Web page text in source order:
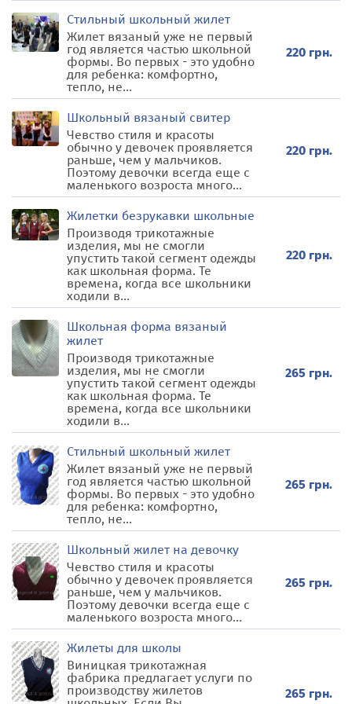
Стильный школьный жилет
Жилет вязаный уже не первый
год является частью школьной
формы. Во первых - это удобно
для ребенка: комфортно,
тепло, не...
220 грн.
Школьный вязаный свитер
Чевство стиля и красоты
обычно у девочек проявляется
раньше, чем у мальчиков.
Поэтому девочки всегда еще с
маленького возроста много...
220 грн.
Жилетки безрукавки школьные
Производя трикотажные
изделия, мы не смогли
упустить такой сегмент одежды
как школьная форма. Те
времена, когда все школьники
ходили в...
220 грн.
Школьная форма вязаный
жилет
Производя трикотажные
изделия, мы не смогли
упустить такой сегмент одежды
как школьная форма. Те
времена, когда все школьники
ходили в...
265 грн.
Стильный школьный жилет
Жилет вязаный уже не первый
год является частью школьной
формы. Во первых - это удобно
для ребенка: комфортно,
тепло, не...
265 грн.
Школьный жилет на девочку
Чевство стиля и красоты
обычно у девочек проявляется
раньше, чем у мальчиков.
Поэтому девочки всегда еще с
маленького возроста много...
265 грн.
Жилеты для школы
Виницкая трикотажная
фабрика предлагает услуги по
производству жилетов
265 грн.